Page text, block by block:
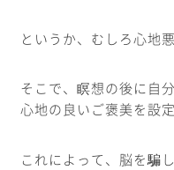
というか、むしろ心地悪
そこで、瞑想の後に自
心地の良いご褒美を設
これによって、脳を騙